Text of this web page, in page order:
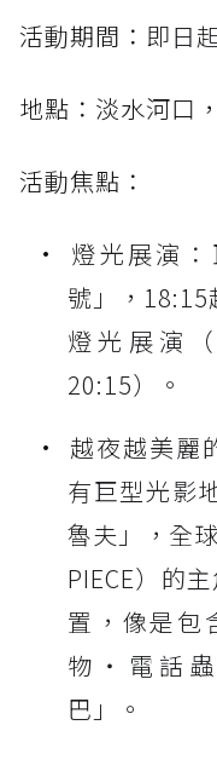
活動期間： 即日
地點：淡水河口
活動焦點：
燈光展演
號」，
燈光展演
20:15）。
越夜越美麗
有巨型光影
魯夫」，全
PIECE）的
置，像是包
物・電話
巴」。